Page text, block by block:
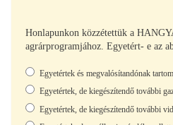
Honlapunkon közzétettük a
agrárprogramjához. Egyetért- e az
Választások
Egyetértek és megvalósítandónak tartom
Egyetértek, de kiegészítendő további
Egyetértek, de kiegészítendő további